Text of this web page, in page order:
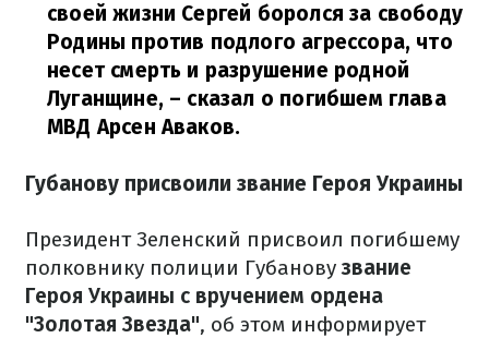
своей жизни Сергей боролся за свободу
Родины против подлого агрессора, что
несет смерть и разрушение родной
Луганщине, – сказал о погибшем глава
МВД Арсен Аваков.
Губанову присвоили звание Героя Украины
Президент Зеленский присвоил погибшему
полковнику полиции Губановузвание
Героя Украины с вручением ордена
"Золотая Звезда", об этом информирует